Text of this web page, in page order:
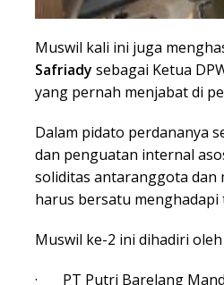
Muswil kali ini juga
Safriady sebagai Ketua
yang pernah menjabat di
Dalam pidato perdananya
dan penguatan internal
soliditas antaranggota dan
harus bersatu
Muswil ke-2 ini dihadiri
· PT Putri Barelang